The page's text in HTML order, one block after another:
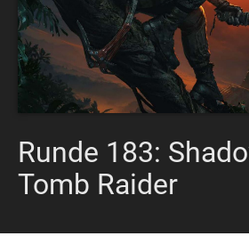
Runde 183:
Tomb Raider